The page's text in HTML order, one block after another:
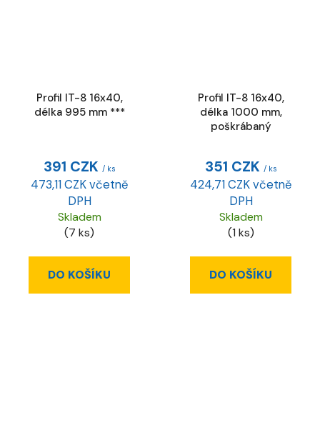
Profil IT-8 16x40,
délka 995 mm ***
391 CZK / ks
473,11 CZK včetně
DPH
Skladem
(7 ks)
DO KOŠÍKU
Profil IT-8 16x40,
délka 1000 mm,
poškrábaný
351 CZK / ks
424,71 CZK včetně
DPH
Skladem
(1 ks)
DO KOŠÍKU